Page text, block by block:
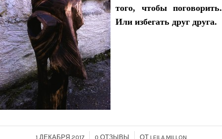
того, чтобы поговорить.
Или избегать друг друга.
1 ДЕКАБРЯ 2017
/ 0 ОТЗЫВЫ
/ ОТ LEILA MILLON